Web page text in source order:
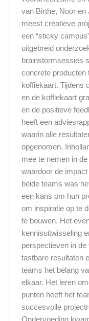
van Birthe, Noor en
meest creatieve
een “sticky
uitgebreid
brainstormsessies
concrete producten
koffiekaart. Tijdens
en de koffiekaart
en de positieve
heeft een
waarin alle
opgenomen.
mee te nemen in
waardoor de
beide teams was
een kans om hun
om inspiratie op te
te bouwen. Het
kennisuitwisseling
perspectieven in
tastbare resultaten
teams het belang
elkaar. Het leren
punten heeft het
succesvolle